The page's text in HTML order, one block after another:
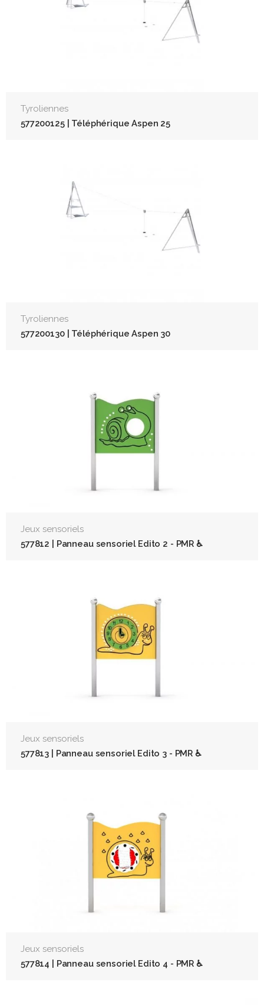
Tyroliennes
577200125 | Téléphérique Aspen 25
Tyroliennes
577200130 | Téléphérique Aspen 30
Jeux sensoriels
577812 | Panneau sensoriel Edito 2 - PMR ♿
Jeux sensoriels
577813 | Panneau sensoriel Edito 3 - PMR ♿
Jeux sensoriels
577814 | Panneau sensoriel Edito 4 - PMR ♿